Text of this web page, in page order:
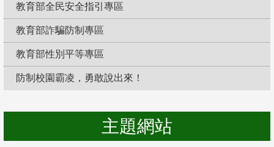
教育部全民安全指引專區
教育部詐騙防制專區
教育部性別平等專區
防制校園霸凌，勇敢說出來！
主題網站